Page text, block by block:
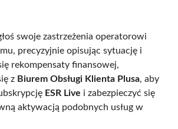
swoje zastrzeżenia operatorowi
precyzyjnie opisując sytuację i
rekompensaty finansowej,
z Biurem Obsługi Klienta Plusa, aby
ESR Live i zabezpieczyć się
aktywacją podobnych usług w